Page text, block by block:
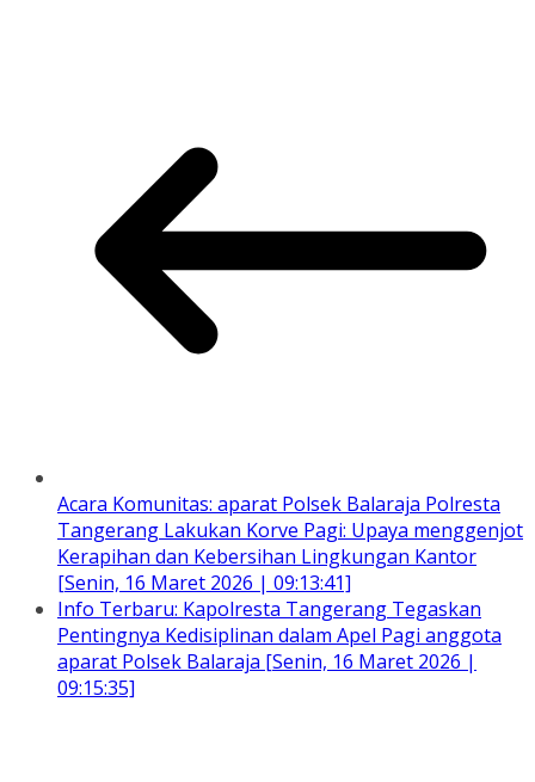
Acara Komunitas: aparat Polsek Balaraja Polresta
Tangerang Lakukan Korve Pagi: Upaya menggenjot
Kerapihan dan Kebersihan Lingkungan Kantor
[Senin, 16 Maret 2026 | 09:13:41]
Info Terbaru: Kapolresta Tangerang Tegaskan
Pentingnya Kedisiplinan dalam Apel Pagi anggota
aparat Polsek Balaraja [Senin, 16 Maret 2026 |
09:15:35]